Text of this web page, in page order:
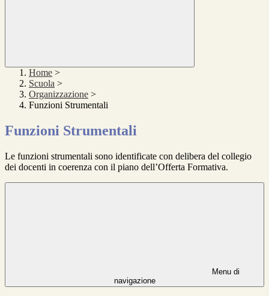
Home >
Scuola >
Organizzazione >
Funzioni Strumentali
Funzioni Strumentali
Le funzioni strumentali sono identificate con delibera del collegio
dei docenti in coerenza con il piano dell’Offerta Formativa.
Menu di
navigazione